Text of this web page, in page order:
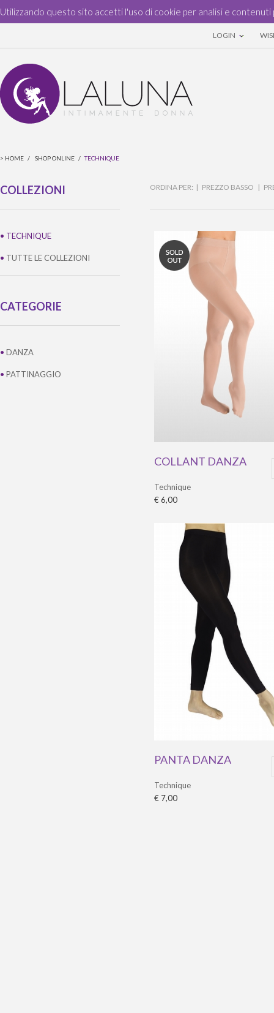
Utilizzando questo sito accetti l'uso di cookie per analisi e contenuti
LOGIN
> HOME / SHOP ONLINE /TECHNIQUE
COLLEZIONI
• TECHNIQUE
• TUTTE LE COLLEZIONI
CATEGORIE
• DANZA
• PATTINAGGIO
ORDINA PER: | PREZZO BASSO |
COLLANT DANZA
Technique
€ 6,00
PANTA DANZA
Technique
€ 7,00